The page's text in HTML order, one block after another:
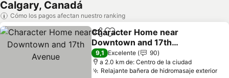
Calgary, Canadá
Cómo los pagos afectan nuestro ranking
CompartirAgregar a favoritos
Character Home near
Downtown and 17th
Avenue
Ver precios
9,1 Excelente
90
a 2.0 km de: Centro de la ciudad
Relajante bañera de hidromasaje exterior